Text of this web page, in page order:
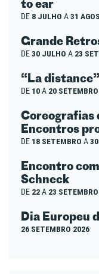
DE 8 JULHO A31
Grande
DE30 JULHO A 23
“La
DE 10A 20
Coreografias
Encontros
DE 18 SETEMBRO A
Encontro
Schneck
DE 22A 23
Dia Europeu
26 SETEMBRO 2026